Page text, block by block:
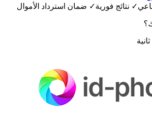
✓ نتائج فورية✓ ضمان استرداد الأموال